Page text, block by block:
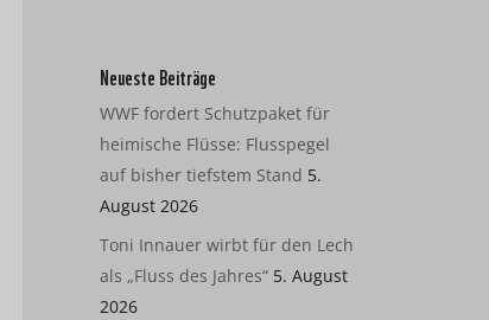
Neueste Beiträge
WWF fordert Schutzpaket für
heimische Flüsse: Flusspegel
auf bisher tiefstem Stand 5.
August 2026
Toni Innauer wirbt für den Lech
als „Fluss des Jahres“ 5. August
2026